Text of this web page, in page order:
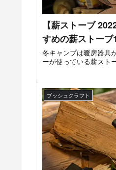
【薪ストーブ
すめの薪ストーブ
冬キャンプは暖房器具
ーが使っている薪スト
ブッシュクラフト